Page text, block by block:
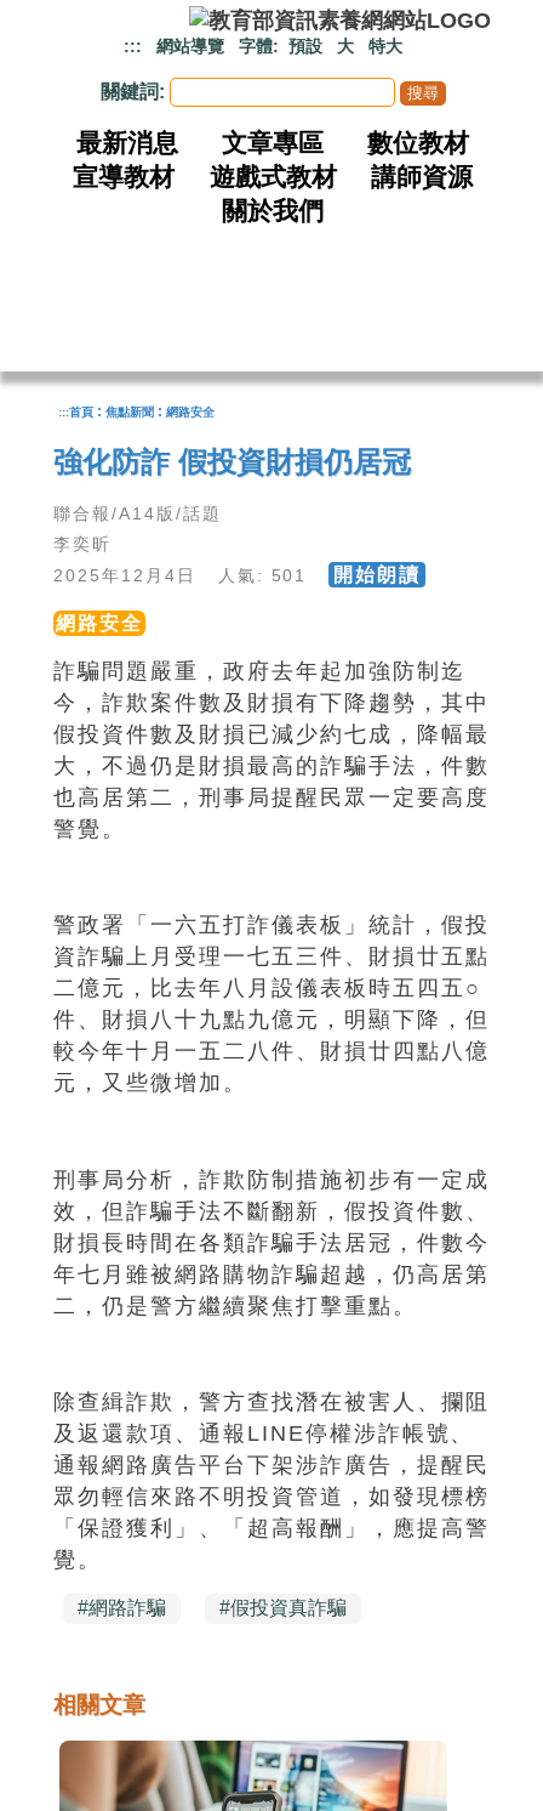
::: 網站導覽 字體: 預設 大 特大
關鍵詞:
最新消息 文章專區
數位教材
宣導教材
遊戲式教材
講師資源
關於我們
:::首頁 : 焦點新聞 : 網路安全
強化防詐 假投資財損仍居冠
聯合報/A14版/話題
李奕昕
2025年12月4日 人氣: 501
開始朗讀
網路安全
詐騙問題嚴重，政府去年起加強防制迄
今，詐欺案件數及財損有下降趨勢，其中
假投資件數及財損已減少約七成，降幅最
大，不過仍是財損最高的詐騙手法，件數
也高居第二，刑事局提醒民眾一定要高度
警覺。
警政署「一六五打詐儀表板」統計，假投
資詐騙上月受理一七五三件、財損廿五點
二億元，比去年八月設儀表板時五四五○
件、財損八十九點九億元，明顯下降，但
較今年十月一五二八件、財損廿四點八億
元，又些微增加。
刑事局分析，詐欺防制措施初步有一定成
效，但詐騙手法不斷翻新，假投資件數、
財損長時間在各類詐騙手法居冠，件數今
年七月雖被網路購物詐騙超越，仍高居第
二，仍是警方繼續聚焦打擊重點。
除查緝詐欺，警方查找潛在被害人、攔阻
及返還款項、通報LINE停權涉詐帳號、
通報網路廣告平台下架涉詐廣告，提醒民
眾勿輕信來路不明投資管道，如發現標榜
「保證獲利」、「超高報酬」，應提高警
覺。
#網路詐騙 #假投資真詐騙
相關文章